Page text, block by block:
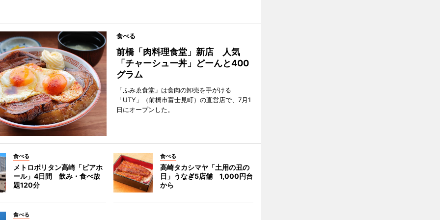
食べる
前橋「肉料理食堂」新店 人気
「チャーシュー丼」どーんと400
グラム
「ふみゑ食堂」は食肉の卸売を手がける
「UTY」（前橋市富士見町）の直営店で、7月1
日にオープンした。
食べる
メトロポリタン高崎「ビアホ
ール」4日間 飲み・食べ放
題120分
食べる
高崎タカシマヤ「土用の丑の
日」うなぎ5店舗 1,000円台
から
食べる